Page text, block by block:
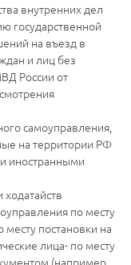
внутренних дел
государственной
на въезд в
и лиц без
России от
самоуправления,
на территории РФ
иностранными
по месту
постановки на
лица- по месту